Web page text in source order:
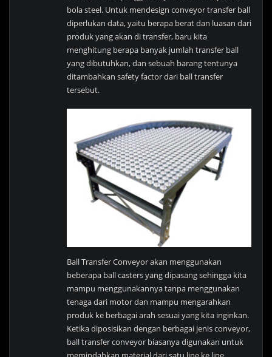
bola steel. Untuk mendesign conveyor transfer ball
diperlukan data, yaitu berapa berat dan luasan dari
produk yang akan di transfer, baru kita
menghitung berapa banyak jumlah transfer ball
yang dibutuhkan, dan sebuah barang tentunya
ditambahkan safety factor dari ball transfer
tersebut.
Ball Transfer Conveyor akan menggunakan
beberapa ball casters yang dipasang sehingga kita
mampu menggunakannya tanpa menggunakan
tenaga dari motor dan mampu mengarahkan
produk ke berbagai arah sesuai yang kita inginkan.
Ketika diposisikan dengan berbagai jenis conveyor,
ball transfer conveyor biasanya digunakan untuk